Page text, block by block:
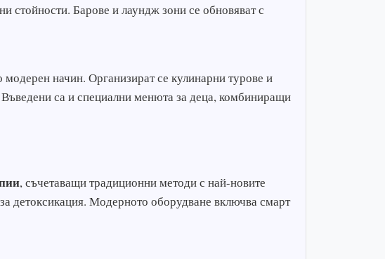
стойности. Барове и лаундж зони се обновяват с
модерен начин. Организират се кулинарни турове и
Въведени са и специални менюта за деца, комбиниращи
, съчетаващи традиционни методи с най-новите
детоксикация. Модерното оборудване включва смарт